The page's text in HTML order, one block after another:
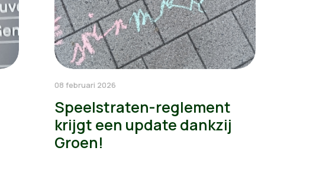
08 februari 2026
Speelstraten-reglement
krijgt een update dankzij
Groen!